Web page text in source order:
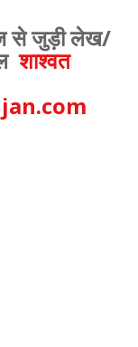
से जुड़ी लेख/
शाश्वत